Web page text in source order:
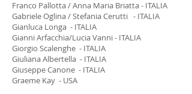
Franco Pallotta / Anna Maria Briatta - ITALIA
Gabriele Oglina / Stefania Cerutti - ITALIA
Gianluca Longa - ITALIA
Gianni Arfacchia/Lucia Vanni - ITALIA
Giorgio Scalenghe - ITALIA
Giuliana Albertella - ITALIA
Giuseppe Canone - ITALIA
Graeme Kay - USA